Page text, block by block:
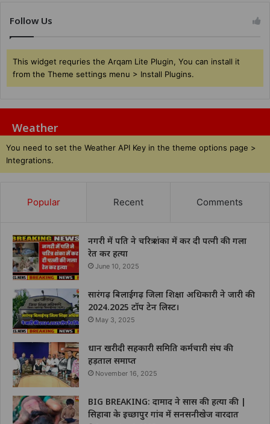
Follow Us
This widget requries the Arqam Lite Plugin, You can install it
from the Theme settings menu > Install Plugins.
Weather
You need to set the Weather API Key in the theme options page >
Integrations.
Popular Recent Comments
नगरी में पति ने चरित्र शंका में कर दी पत्नी की गला
रेत कर हत्या
June 10, 2025
सारंगढ़ बिलाईगढ़ जिला शिक्षा अधिकारी ने जारी की
2024.2025 टॉप टेन लिस्ट।
May 3, 2025
धान खरीदी सहकारी समिति कर्मचारी संघ की
हड़ताल समाप्त
November 16, 2025
BIG BREAKING: दामाद ने सास की हत्या की |
सिहावा के इच्छापुर गांव में सनसनीखेज वारदात